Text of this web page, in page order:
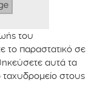
του
το παραστατικό σε
αυτά τα
ταχυδρομείο στους